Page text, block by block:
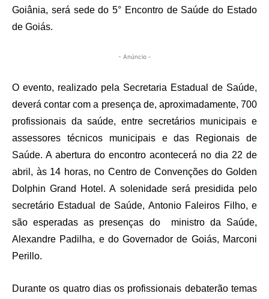
Goiânia, será sede do 5° Encontro de Saúde do Estado
de Goiás.
- Anúncio -
O evento, realizado pela Secretaria Estadual de Saúde,
deverá contar com a presença de, aproximadamente, 700
profissionais da saúde, entre secretários municipais e
assessores técnicos municipais e das Regionais de
Saúde. A abertura do encontro acontecerá no dia 22 de
abril, às 14 horas, no Centro de Convenções do Golden
Dolphin Grand Hotel. A solenidade será presidida pelo
secretário Estadual de Saúde, Antonio Faleiros Filho, e
são esperadas as presenças do ministro da Saúde,
Alexandre Padilha, e do Governador de Goiás, Marconi
Perillo.
Durante os quatro dias os profissionais debaterão temas